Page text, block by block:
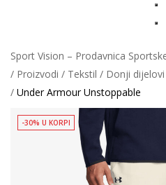
Sport Vision – Prodavnica
Proizvodi
Tekstil Donji
Under Armour Unstoppable
-30% U KORPI